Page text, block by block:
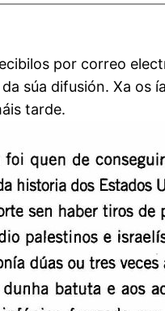
por correo
súa difusión. Xa os
tarde.